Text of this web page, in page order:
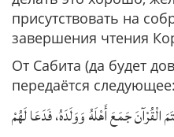
присутствовать на
завершения чтения
От Сабита (да будет
передаётся следующее:
جَمَعَ أَهْلَهُ وَوَلَدَهُ، فَدَعَا لَهُمْ